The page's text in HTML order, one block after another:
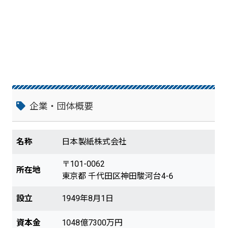
企業・団体概要
名称 日本製紙株式会社
所在地
〒101-0062
東京都 千代田区神田駿河台4-6
設立 1949年8月1日
資本金 1048億7300万円